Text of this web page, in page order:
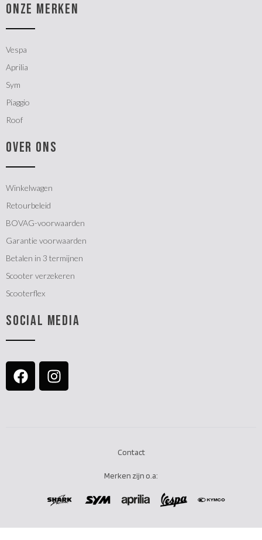
ONZE MERKEN
Vespa
Aprilia
Sym
Piaggio
Roof
OVER ONS
Winkelwagen
Retourbeleid
BOVAG-voorwaarden
Garantie voorwaarden
Betalen in 3 termijnen
Scooter verzekeren
Scooterflex
SOCIAL MEDIA
Merken zijn o.a:
Contact